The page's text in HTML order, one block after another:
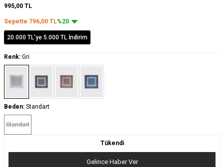
995,00 TL
Sepette 796,00 TL%20
20.000 TL'ye 5.000 TL İndirim
Renk: Gri
Beden: Standart
Standart
Tükendi
Gelince Haber Ver